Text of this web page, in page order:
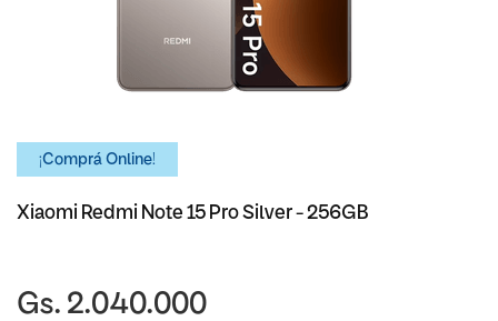
¡Comprá Online!
Xiaomi Redmi Note 15 Pro Silver - 256GB
Gs. 2.040.000